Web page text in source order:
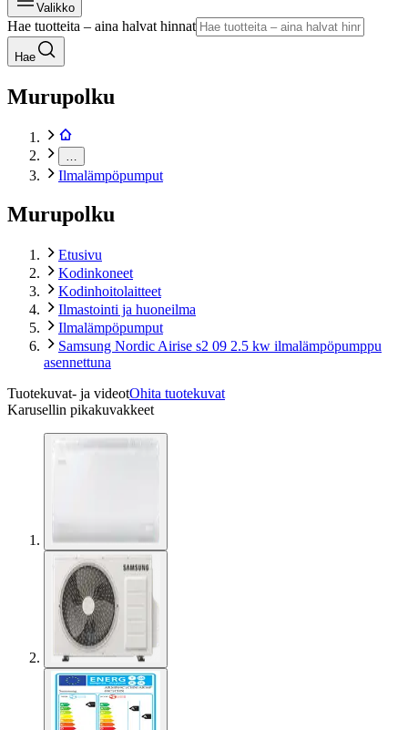
Valikko
Hae tuotteita – aina halvat hinnat
Hae
Murupolku
Ilmalämpöpumput
Murupolku
Etusivu
Kodinkoneet
Kodinhoitolaitteet
Ilmastointi ja huoneilma
Ilmalämpöpumput
Samsung Nordic Airise s2 09 2.5 kw ilmalämpöpumppu
asennettuna
Tuotekuvat- ja videotOhita tuotekuvat
Karusellin pikakuvakkeet